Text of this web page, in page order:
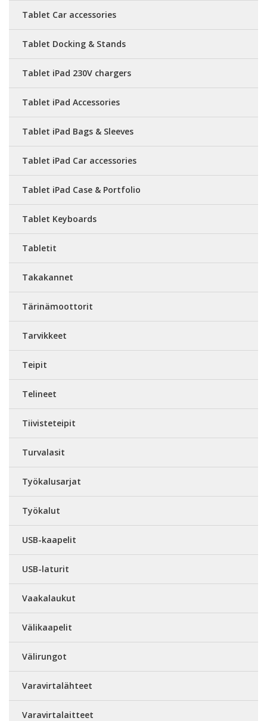
Tablet Car accessories
Tablet Docking & Stands
Tablet iPad 230V chargers
Tablet iPad Accessories
Tablet iPad Bags & Sleeves
Tablet iPad Car accessories
Tablet iPad Case & Portfolio
Tablet Keyboards
Tabletit
Takakannet
Tärinämoottorit
Tarvikkeet
Teipit
Telineet
Tiivisteteipit
Turvalasit
Työkalusarjat
Työkalut
USB-kaapelit
USB-laturit
Vaakalaukut
Välikaapelit
Välirungot
Varavirtalähteet
Varavirtalaitteet